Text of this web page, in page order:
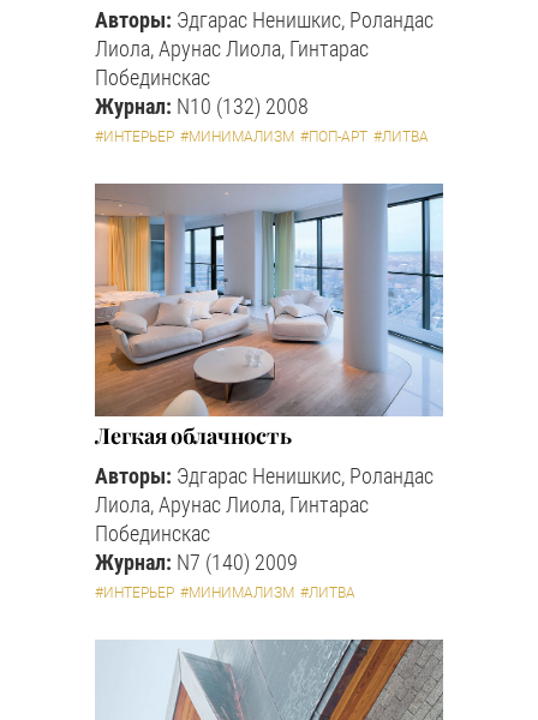
Авторы: Эдгарас Ненишкис, Роландас
Лиола, Арунас Лиола, Гинтарас
Побединскас
Журнал: N10 (132) 2008
#ИНТЕРЬЕР #МИНИМАЛИЗМ #ПОП-АРТ #ЛИТВА
Легкая облачность
Авторы: Эдгарас Ненишкис, Роландас
Лиола, Арунас Лиола, Гинтарас
Побединскас
Журнал: N7 (140) 2009
#ИНТЕРЬЕР #МИНИМАЛИЗМ #ЛИТВА